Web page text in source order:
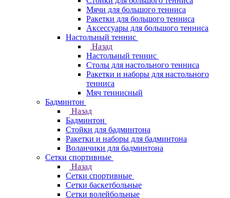
Мячи для большого тенниса
Ракетки для большого тенниса
Аксессуары для большого тенниса
Настольный теннис
Назад
Настольный теннис
Столы для настольного тенниса
Ракетки и наборы для настольного
тенниса
Мяч теннисный
Бадминтон
Назад
Бадминтон
Стойки для бадминтона
Ракетки и наборы для бадминтона
Воланчики для бадминтона
Сетки спортивные
Назад
Сетки спортивные
Сетки баскетбольные
Сетки волейбольные